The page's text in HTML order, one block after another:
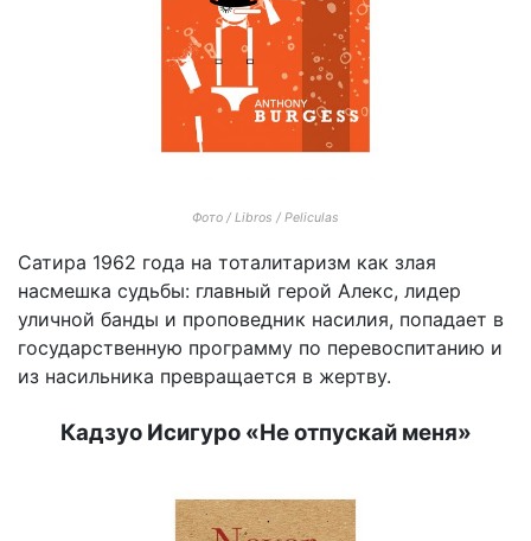
Фото / Libros / Peliculas
Сатира 1962 года на тоталитаризм как злая
насмешка судьбы: главный герой Алекс, лидер
уличной банды и проповедник насилия, попадает в
государственную программу по перевоспитанию и
из насильника превращается в жертву.
Кадзуо Исигуро «Не отпускай меня»